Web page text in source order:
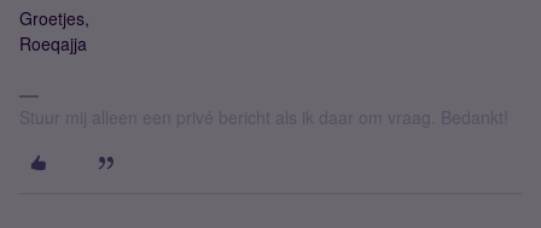
Groetjes,
Roeqajja
Stuur mij alleen een privé bericht als ik daar om vraag. Bedankt!